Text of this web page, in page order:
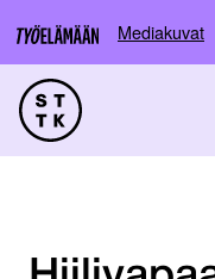
Mediakuvat